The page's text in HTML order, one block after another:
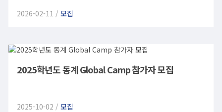
2026-02-11 / 모집
2025학년도 동계 Global Camp 참가자 모집
2025-10-02 / 모집